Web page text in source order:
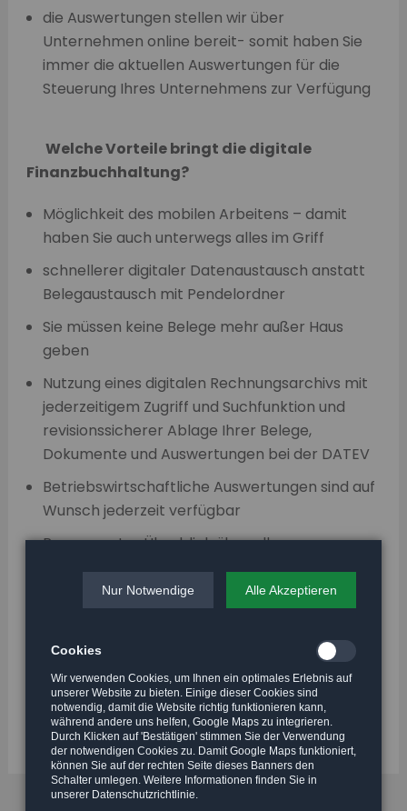
die Auswertungen stellen wir über
Unternehmen online bereit- somit haben Sie
immer die aktuellen Auswertungen für die
Steuerung Ihres Unternehmens zur Verfügung
WelcheVorteilebringt die digitale
Finanzbuchhaltung?
Möglichkeit des mobilen Arbeitens – damit
haben Sie auch unterwegs alles im Griff
schnellerer digitaler Datenaustausch anstatt
Belegaustausch mit Pendelordner
Sie müssen keine Belege mehr außer Haus
geben
Nutzung eines digitalen Rechnungsarchivs mit
jederzeitigem Zugriff und Suchfunktion und
revisionssicherer Ablage Ihrer Belege,
Dokumente und Auswertungen bei der DATEV
Betriebswirtschaftliche Auswertungen sind auf
Wunsch jederzeit verfügbar
Permanenter Überblick über alle
Außenstände, Verbindlichkeiten und
Liquiditätssituation
Geschäftsvorfälle
Zeitersparnis durch effektiveres Arbeiten
Nur Notwendige Alle Akzeptieren
Cookies
Wir verwenden Cookies, um Ihnen ein optimales Erlebnis auf
unserer Website zu bieten. Einige dieser Cookies sind
notwendig, damit die Website richtig funktionieren kann,
während andere uns helfen, Google Maps zu integrieren.
Durch Klicken auf 'Bestätigen' stimmen Sie der Verwendung
der notwendigen Cookies zu. Damit Google Maps funktioniert,
können Sie auf der rechten Seite dieses Banners den
Schalter umlegen. Weitere Informationen finden Sie in
unserer Datenschutzrichtlinie.